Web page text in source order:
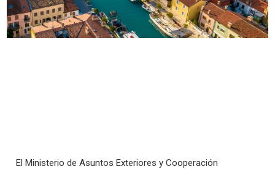
El Ministerio de Asuntos Exteriores y Cooperación